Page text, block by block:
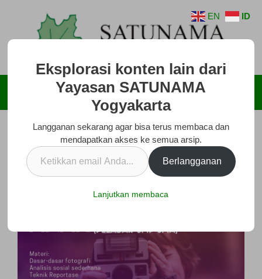
Menu
EN ID
Eksplorasi konten lain dari
Yayasan SATUNAMA
Yogyakarta
Langganan sekarang agar bisa terus membaca dan
mendapatkan akses ke semua arsip.
Ketikkan
email
Berlangganan
Lanjutkan membaca